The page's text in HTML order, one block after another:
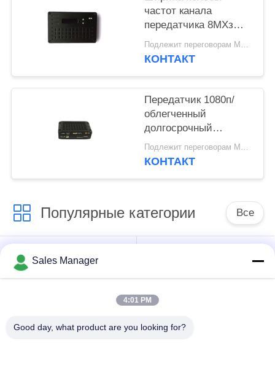
частот канала
передатчика 8МХз
УАВ КОФДМ КВБС
НЛОС беспроводная
Подлежит переговорам MOQ:1шт
КОНТАКТ
Передатчик 1080п/
облегченный
долгосрочный
передатчик Х.265
КОФДМ ХД видео-
Подлежит переговорам MOQ:1шт
КОНТАКТ
Популярные категории Все
Передатчик видео
COFDM
видео-
радиотелеграфа хд
Радио сетки IP
Sales Manager
4:01 PM
Good day, what product are you looking for?